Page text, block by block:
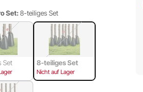
Set: 8-teiliges Set
Set 8-teiliges Set
Nicht auf Lager